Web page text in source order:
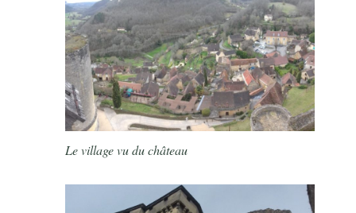
Le village vu du château